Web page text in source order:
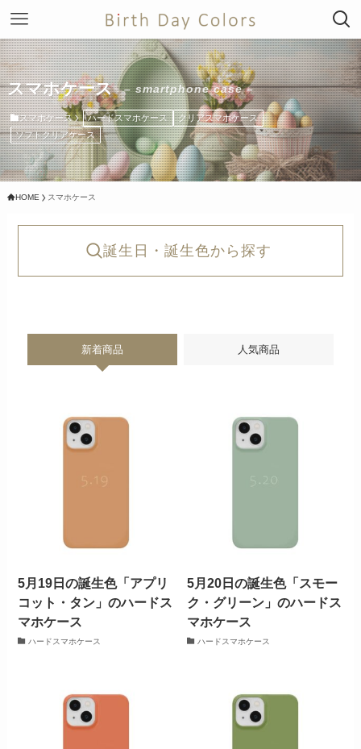
スマホケース – smartphone case –
スマホケース ハードスマホケース
クリアスマホケース
ソフトクリアケース
HOME スマホケース
誕生日・誕生色から探す
新着商品 人気商品
5月19日の誕生色「アプリ
コット・タン」のハードス
マホケース
ハードスマホケース
5月20日の誕生色「スモー
ク・グリーン」のハードス
マホケース
ハードスマホケース